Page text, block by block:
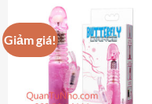
Giảm giá!